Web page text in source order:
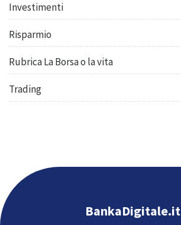
Investimenti
Risparmio
Rubrica La Borsa o la vita
Trading
BankaDigitale.it